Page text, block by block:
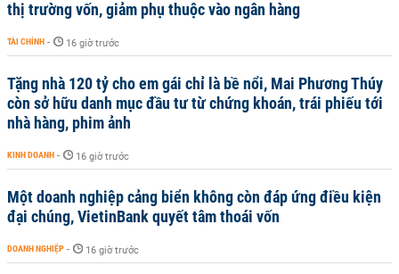
thị trường vốn, giảm phụ thuộc vào ngân hàng
TÀI CHÍNH - 16 giờ trước
Tặng nhà 120 tỷ cho em gái chỉ là bề nổi, Mai Phương Thúy
còn sở hữu danh mục đầu tư từ chứng khoán, trái phiếu tới
nhà hàng, phim ảnh
KINH DOANH - 16 giờ trước
Một doanh nghiệp cảng biển không còn đáp ứng điều kiện
đại chúng, VietinBank quyết tâm thoái vốn
DOANH NGHIỆP - 16 giờ trước